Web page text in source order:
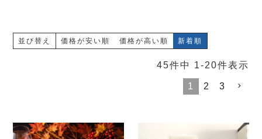
並び替え 価格が安い順 価格が高い順 新着順
45件中 1-20件表示
1 2 3